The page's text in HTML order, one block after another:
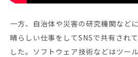
一方、自治体や災害の研究機関など
晴らしい仕事をしてSNSで共有され
した。ソフトウェア技術などはツー